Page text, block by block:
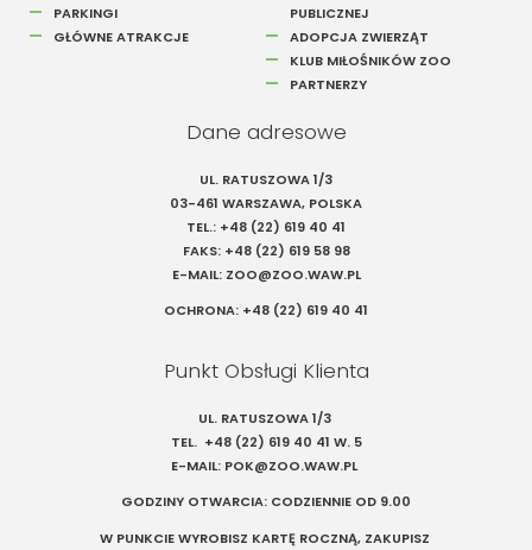
PARKINGI
GŁÓWNE ATRAKCJE
PUBLICZNEJ
ADOPCJA ZWIERZĄT
KLUB MIŁOŚNIKÓW ZOO
PARTNERZY
Dane adresowe
UL. RATUSZOWA 1/3
03-461 WARSZAWA, POLSKA
TEL.: +48 (22) 619 40 41
FAKS: +48 (22) 619 58 98
E-MAIL: ZOO@ZOO.WAW.PL
OCHRONA: +48 (22) 619 40 41
Punkt Obsługi Klienta
UL. RATUSZOWA 1/3
TEL. +48 (22) 619 40 41 W. 5
E-MAIL: POK@ZOO.WAW.PL
GODZINY OTWARCIA: CODZIENNIE OD 9.00
W PUNKCIE WYROBISZ KARTĘ ROCZNĄ, ZAKUPISZ